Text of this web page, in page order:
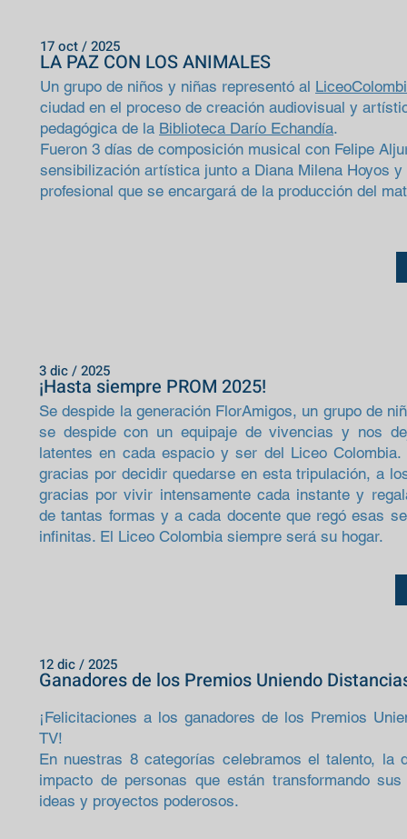
Un grupo de niños y niñas representó al
ciudad en el proceso de creación audiovisual y
pedagógica de la Biblioteca Darío Echandía.
Fueron 3 días de composición musical con Felipe
sensibilización artística junto a Diana Milena Hoyos y
profesional que se encargará de la producción del
LA PAZ CON LOS ANIMALES
17 oct / 2025
Se despide la generación FlorAmigos, un grupo de
se despide con un equipaje de vivencias y nos
latentes en cada espacio y ser del Liceo
gracias por decidir quedarse en esta tripulación, a
gracias por vivir intensamente cada instante y
de tantas formas y a cada docente que regó esas
infinitas. El Liceo Colombia siempre será su hogar.
¡Hasta siempre PROM 2025!
3 dic / 2025
¡Felicitaciones a los ganadores de los Premios
TV!
En nuestras 8 categorías celebramos el talento, la
impacto de personas que están transformando
ideas y proyectos poderosos.
Ganadores de los Premios Uniendo
12 dic / 2025